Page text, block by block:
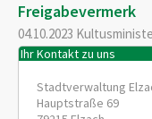
Freigabevermerk
04.10.2023
Ihr Kontakt zu uns
Stadtverwaltung
Hauptstraße 69